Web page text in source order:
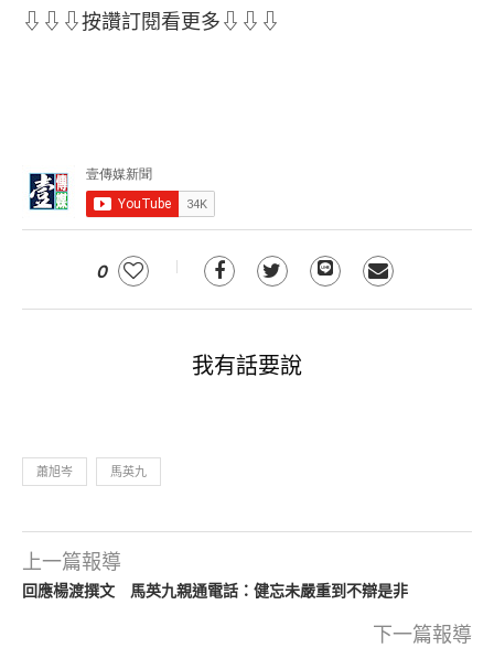
⇩⇩⇩按讚訂閱看更多⇩⇩⇩
0
我有話要說
蕭旭岑 馬英九
上一篇報導
回應楊渡撰文 馬英九親通電話：健忘未嚴重到不辯是非
下一篇報導